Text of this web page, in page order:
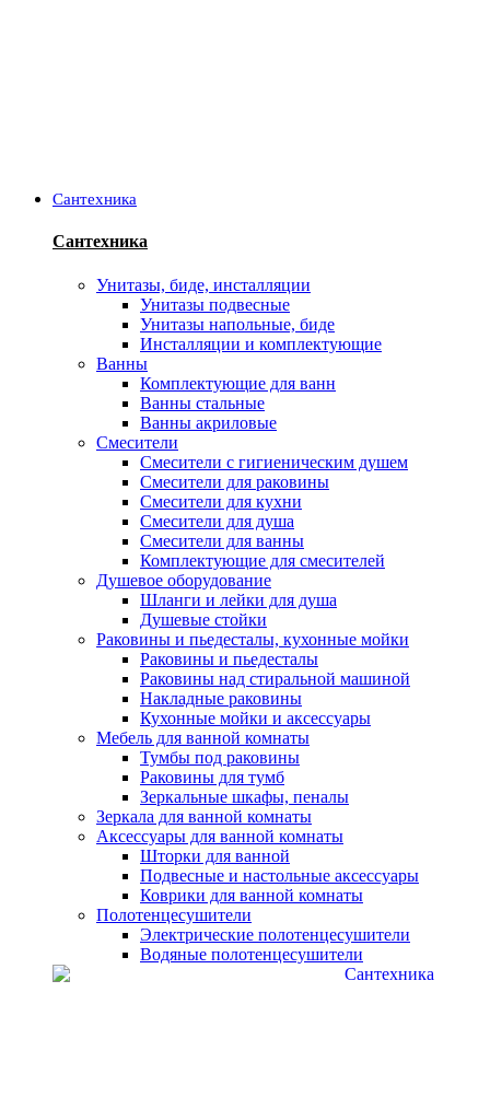
Сантехника
Сантехника
Унитазы, биде, инсталляции
Унитазы подвесные
Унитазы напольные, биде
Инсталляции и комплектующие
Ванны
Комплектующие для ванн
Ванны стальные
Ванны акриловые
Смесители
Смесители с гигиеническим душем
Смесители для раковины
Смесители для кухни
Смесители для душа
Смесители для ванны
Комплектующие для смесителей
Душевое оборудование
Шланги и лейки для душа
Душевые стойки
Раковины и пьедесталы, кухонные мойки
Раковины и пьедесталы
Раковины над стиральной машиной
Накладные раковины
Кухонные мойки и аксессуары
Мебель для ванной комнаты
Тумбы под раковины
Раковины для тумб
Зеркальные шкафы, пеналы
Зеркала для ванной комнаты
Аксессуары для ванной комнаты
Шторки для ванной
Подвесные и настольные аксессуары
Коврики для ванной комнаты
Полотенцесушители
Электрические полотенцесушители
Водяные полотенцесушители